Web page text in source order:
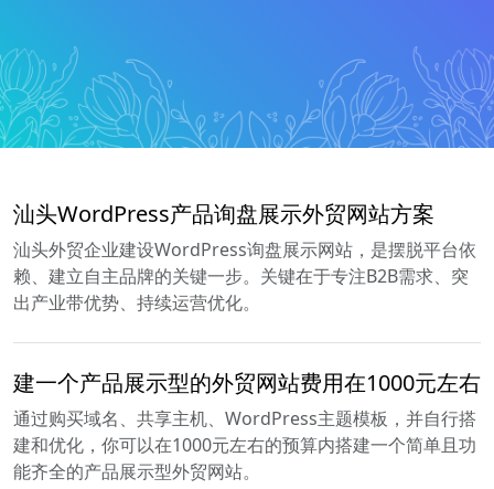
汕头WordPress产品询盘展示外贸网站方案
汕头外贸企业建设WordPress询盘展示网站，是摆脱平台依
赖、建立自主品牌的关键一步。关键在于专注B2B需求、突
出产业带优势、持续运营优化。
建一个产品展示型的外贸网站费用在1000元左右
通过购买域名、共享主机、WordPress主题模板，并自行搭
建和优化，你可以在1000元左右的预算内搭建一个简单且功
能齐全的产品展示型外贸网站。